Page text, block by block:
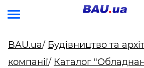
BAU.ua/ Будівництво та
компанії/ Каталог